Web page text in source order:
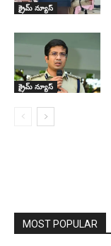
క్రైమ్ న్యూస్
క్రైమ్ న్యూస్
MOST POPULAR